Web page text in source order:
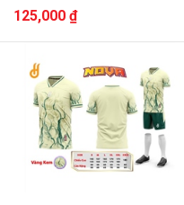
125,000 ₫